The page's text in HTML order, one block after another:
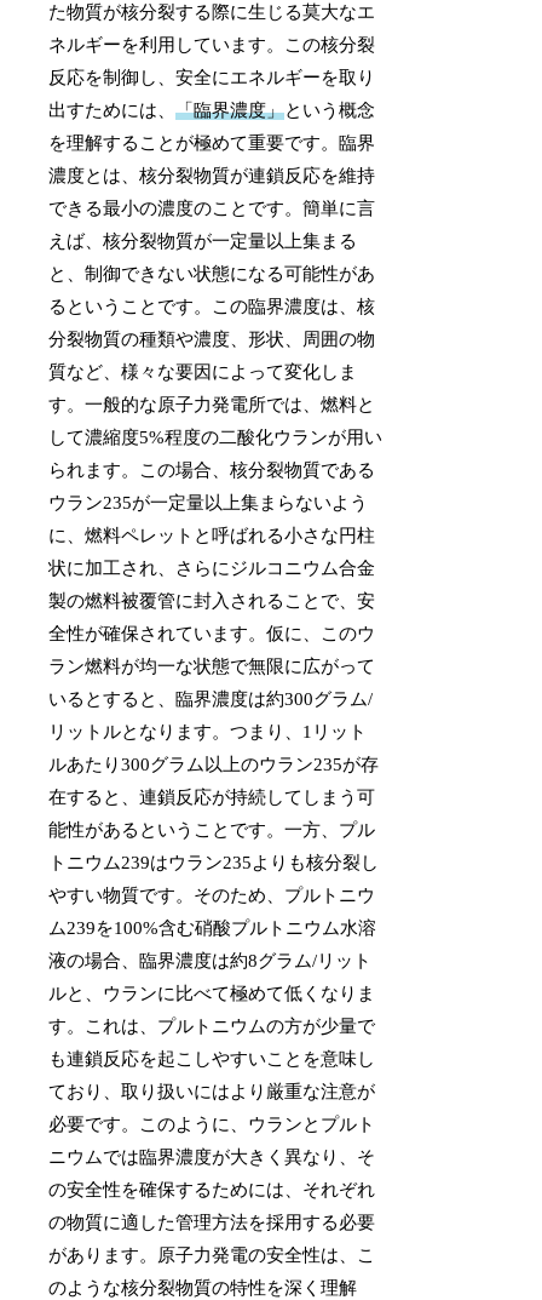
た物質が核分裂する際に生じる莫大なエ
ネルギーを利用しています。この核分裂
反応を制御し、安全にエネルギーを取り
出すためには、「臨界濃度」という概念
を理解することが極めて重要です。臨界
濃度とは、核分裂物質が連鎖反応を維持
できる最小の濃度のことです。簡単に言
えば、核分裂物質が一定量以上集まる
と、制御できない状態になる可能性があ
るということです。この臨界濃度は、核
分裂物質の種類や濃度、形状、周囲の物
質など、様々な要因によって変化しま
す。一般的な原子力発電所では、燃料と
して濃縮度5%程度の二酸化ウランが用い
られます。この場合、核分裂物質である
ウラン235が一定量以上集まらないよう
に、燃料ペレットと呼ばれる小さな円柱
状に加工され、さらにジルコニウム合金
製の燃料被覆管に封入されることで、安
全性が確保されています。仮に、このウ
ラン燃料が均一な状態で無限に広がって
いるとすると、臨界濃度は約300グラム/
リットルとなります。つまり、1リット
ルあたり300グラム以上のウラン235が存
在すると、連鎖反応が持続してしまう可
能性があるということです。一方、プル
トニウム239はウラン235よりも核分裂し
やすい物質です。そのため、プルトニウ
ム239を100%含む硝酸プルトニウム水溶
液の場合、臨界濃度は約8グラム/リット
ルと、ウランに比べて極めて低くなりま
す。これは、プルトニウムの方が少量で
も連鎖反応を起こしやすいことを意味し
ており、取り扱いにはより厳重な注意が
必要です。このように、ウランとプルト
ニウムでは臨界濃度が大きく異なり、そ
の安全性を確保するためには、それぞれ
の物質に適した管理方法を採用する必要
があります。原子力発電の安全性は、こ
のような核分裂物質の特性を深く理解